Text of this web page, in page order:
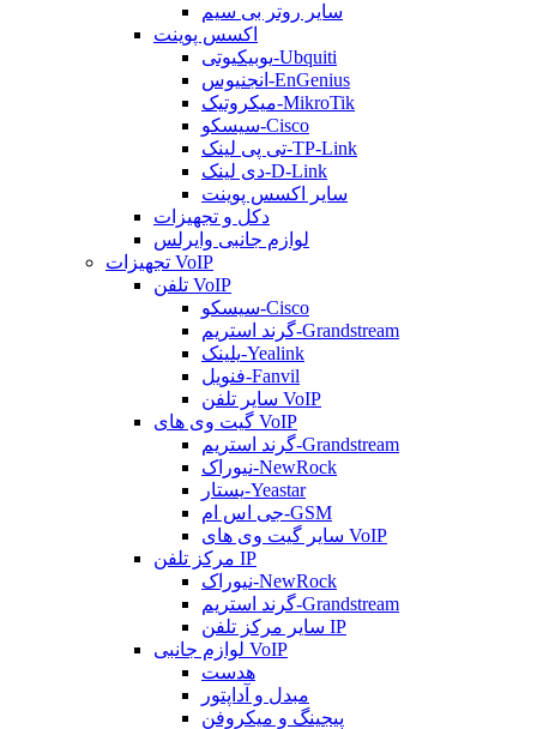
سایر روتر بی سیم
اکسس پوینت
یوبیکیوتی-Ubquiti
انجنیوس-EnGenius
میکروتیک-MikroTik
سیسکو-Cisco
تی پی لینک-TP-Link
دی لینک-D-Link
سایر اکسس پوینت
دکل و تجهیزات
لوازم جانبی وایرلس
تجهیزات VoIP
تلفن VoIP
سیسکو-Cisco
گرند استریم-Grandstream
یلینک-Yealink
فنویل-Fanvil
سایر تلفن VoIP
گیت وی های VoIP
گرند استریم-Grandstream
نیوراک-NewRock
یستار-Yeastar
جی اس ام-GSM
سایر گیت وی های VoIP
مرکز تلفن IP
نیوراک-NewRock
گرند استریم-Grandstream
سایر مرکز تلفن IP
لوازم جانبی VoIP
هدست
مبدل و آداپتور
پیجینگ و میکروفن